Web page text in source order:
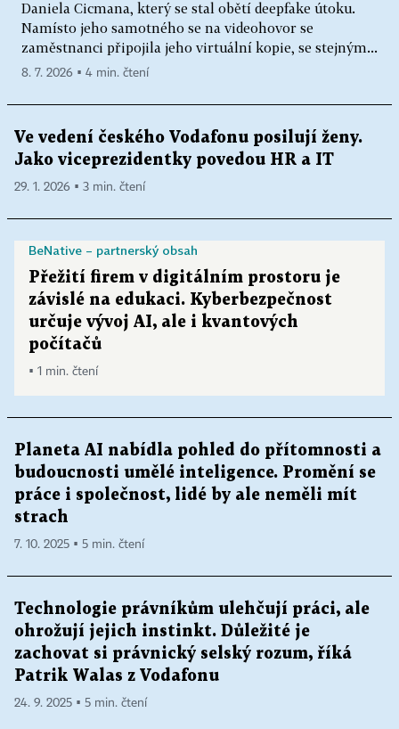
Daniela Cicmana, který se stal obětí deepfake útoku.
Namísto jeho samotného se na videohovor se
zaměstnanci připojila jeho virtuální kopie, se stejným...
8. 7. 2026 ▪ 4 min. čtení
Ve vedení českého Vodafonu posilují ženy.
Jako viceprezidentky povedou HR a IT
29. 1. 2026 ▪ 3 min. čtení
BeNative – partnerský obsah
Přežití firem v digitálním prostoru je
závislé na edukaci. Kyberbezpečnost
určuje vývoj AI, ale i kvantových
počítačů
▪ 1 min. čtení
Planeta AI nabídla pohled do přítomnosti a
budoucnosti umělé inteligence. Promění se
práce i společnost, lidé by ale neměli mít
strach
7. 10. 2025 ▪ 5 min. čtení
Technologie právníkům ulehčují práci, ale
ohrožují jejich instinkt. Důležité je
zachovat si právnický selský rozum, říká
Patrik Walas z Vodafonu
24. 9. 2025 ▪ 5 min. čtení